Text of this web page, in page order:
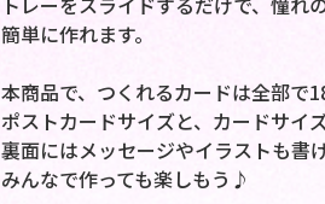
簡単に作れます。
本商品で、つくれるカードは全部で
ポストカードサイズと、カードサイ
裏面にはメッセージやイラストも書
みんなで作っても楽しもう♪